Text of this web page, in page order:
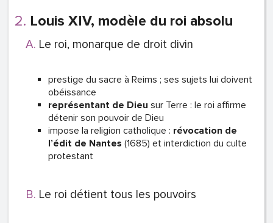
Louis XIV, modèle du roi absolu
Le roi, monarque de droit divin
prestige du sacre à Reims ; ses sujets lui doivent
obéissance
représentant de Dieu sur Terre : le roi affirme
détenir son pouvoir de Dieu
impose la religion catholique : révocation de
l’édit de Nantes (1685) et interdiction du culte
protestant
Le roi détient tous les pouvoirs